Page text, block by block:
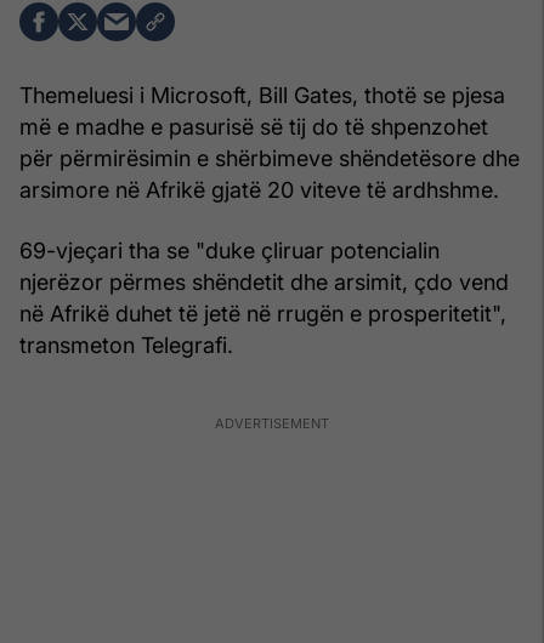
Themeluesi i Microsoft, Bill Gates, thotë se pjesa
më e madhe e pasurisë së tij do të shpenzohet
për përmirësimin e shërbimeve shëndetësore dhe
arsimore në Afrikë gjatë 20 viteve të ardhshme.
69-vjeçari tha se "duke çliruar potencialin
njerëzor përmes shëndetit dhe arsimit, çdo vend
në Afrikë duhet të jetë në rrugën e prosperitetit",
transmeton Telegrafi.